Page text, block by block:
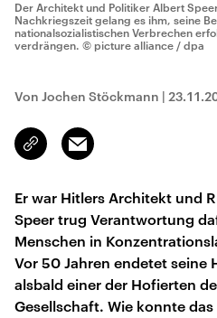
Der Architekt und Politiker Albert
Nachkriegszeit gelang es ihm, seine
nationalsozialistischen Verbrechen
verdrängen. © picture alliance / dpa
Von Jochen Stöckmann |
Link
kopieren/teilen
Email
Er war Hitlers Architekt und
Speer trug Verantwortung
Menschen in
Vor 50 Jahren endetet seine
alsbald einer der Hofierten
Gesellschaft. Wie konnte